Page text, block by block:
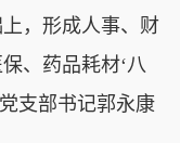
，形成人事、财
、药品耗材‘八
支部书记郭永康